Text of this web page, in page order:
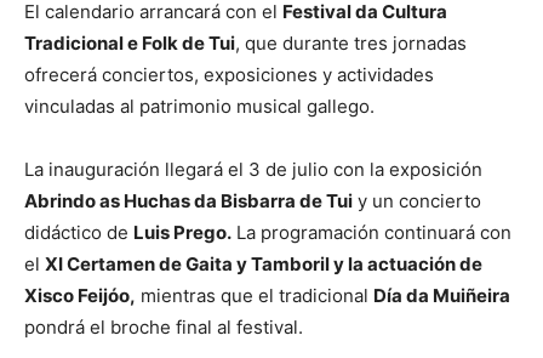
El calendario arrancará con el Festival da Cultura
Tradicional e Folk de Tui, que durante tres jornadas
ofrecerá conciertos, exposiciones y actividades
vinculadas al patrimonio musical gallego.
La inauguración llegará el 3 de julio con la exposición
Abrindo as Huchas da Bisbarra de Tui y un concierto
didáctico de Luis Prego. La programación continuará con
el XI Certamen de Gaita y Tamboril y la actuación de
Xisco Feijóo, mientras que el tradicional Día da Muiñeira
pondrá el broche final al festival.